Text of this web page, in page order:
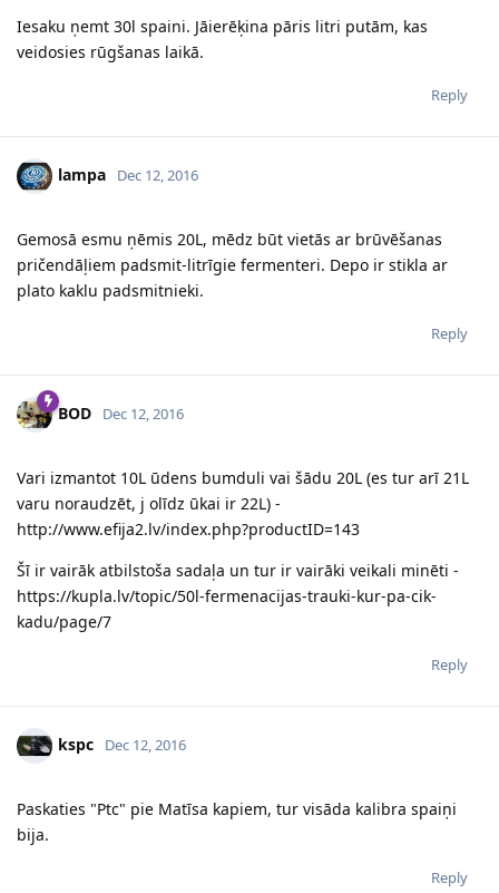
Iesaku ņemt 30l spaini. Jāierēķina pāris litri putām, kas
veidosies rūgšanas laikā.
Reply
lampa Dec 12, 2016
Gemosā esmu ņēmis 20L, mēdz būt vietās ar brūvēšanas
pričendāļiem padsmit-litrīgie fermenteri. Depo ir stikla ar
plato kaklu padsmitnieki.
Reply
BOD Dec 12, 2016
Vari izmantot 10L ūdens bumduli vai šādu 20L (es tur arī 21L
varu noraudzēt, j olīdz ūkai ir 22L) -
http://www.efija2.lv/index.php?productID=143
Šī ir vairāk atbilstoša sadaļa un tur ir vairāki veikali minēti -
https://kupla.lv/topic/50l-fermenacijas-trauki-kur-pa-cik-
kadu/page/7
Reply
kspc Dec 12, 2016
Paskaties "Ptc" pie Matīsa kapiem, tur visāda kalibra spaiņi
bija.
Reply